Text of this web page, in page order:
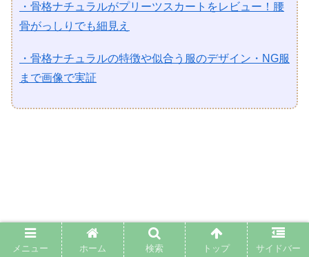
・骨格ナチュラルがプリーツスカートをレビュー！腰
骨がっしりでも細見え
・骨格ナチュラルの特徴や似合う服のデザイン・NG服
まで画像で実証
メニュー ホーム 検索 トップ サイドバー